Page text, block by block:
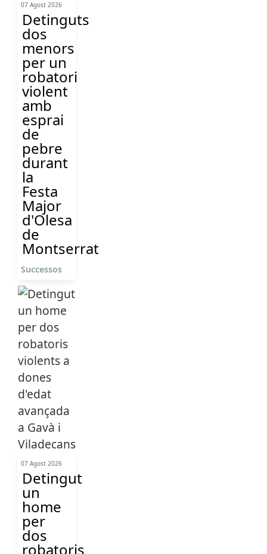
07 Agost 2026
Detinguts
dos
menors
per un
robatori
violent
amb
esprai
de
pebre
durant
la
Festa
Major
d'Olesa
de
Montserrat
Successos
07 Agost 2026
Detingut
un
home
per
dos
robatoris